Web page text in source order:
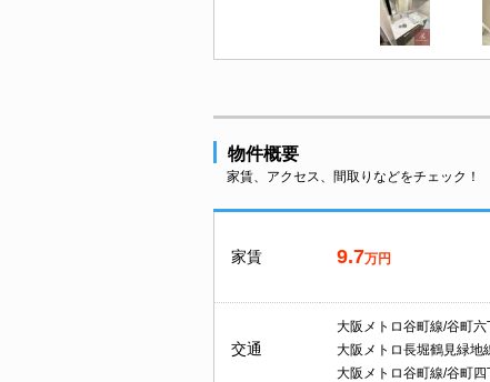
物件概要
家賃、アクセス、間取りなどをチェック！
家賃 9.7万円
交通
大阪メトロ谷町線/谷町六
大阪メトロ長堀鶴見緑地
大阪メトロ谷町線/谷町四